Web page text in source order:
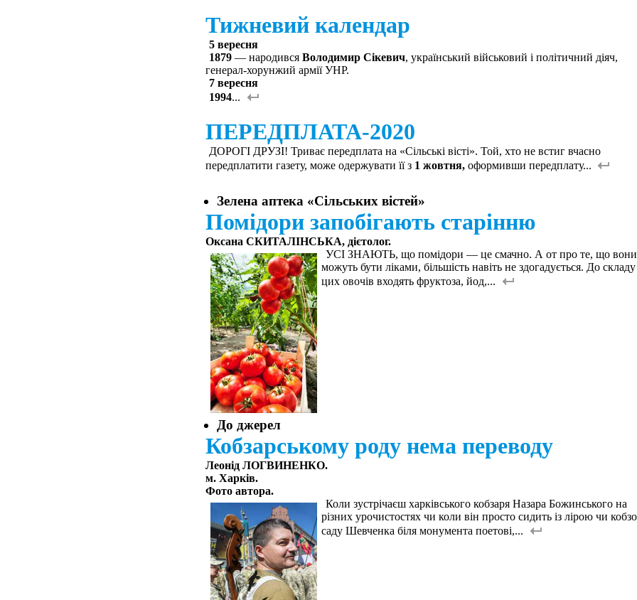
Тижневий календар
5 вересня
1879 — народивсяВолодимир Сікевич, український військовий і політичний діяч,
генерал-хорунжий армії УНР.
7 вересня
1994...
ПЕРЕДПЛАТА-2020
ДОРОГІ ДРУЗІ! Триває передплата на «Сільські вісті». Той, хто не встиг вчасно
передплатити газету, може одержувати її з 1 жовтня, оформивши передплату...
Зелена аптека «Сільських вістей»
Помідори запобігають старінню
Оксана СКИТАЛІНСЬКА, дієтолог.
УСІ ЗНАЮТЬ, що помідори — це смачно. А от про те, що вони
можуть бути ліками, більшість навіть не здогадується. До складу
цих овочів входять фруктоза, йод,...
До джерел
Кобзарському роду нема переводу
Леонід ЛОГВИНЕНКО.
м. Харків.
Фото автора.
Коли зустрічаєш харківського кобзаря Назара Божинського на
різних урочистостях чи коли він просто сидить із лірою чи
саду Шевченка біля монумента поетові,...